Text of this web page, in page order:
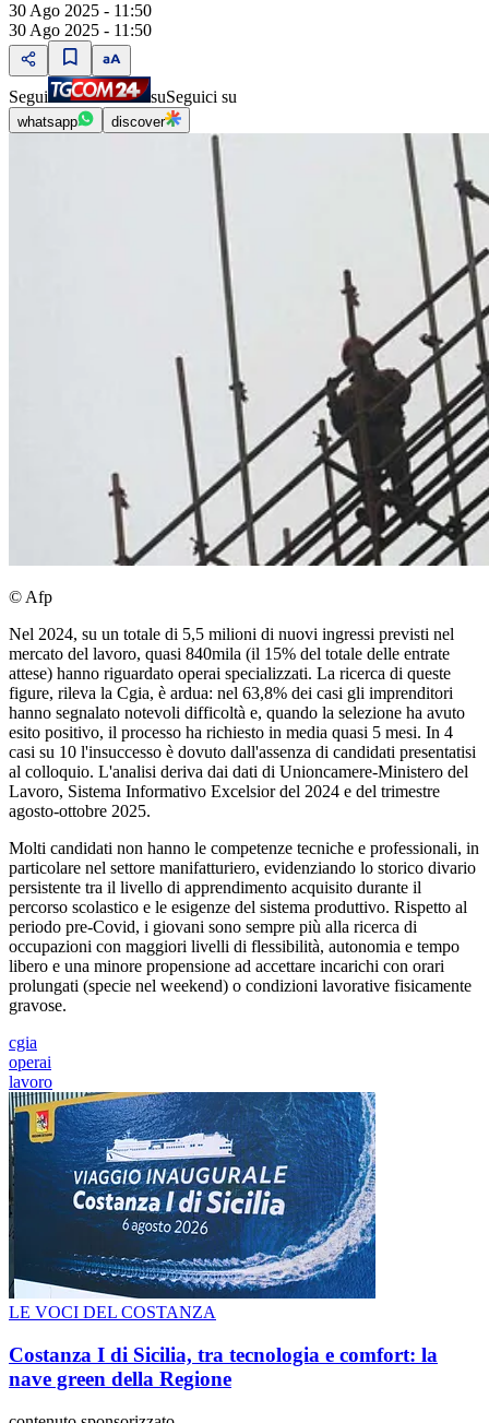
30 Ago 2025 - 11:50
30 Ago 2025 - 11:50
Segui suSeguici su
whatsapp discover
© Afp
Nel 2024, su un totale di 5,5 milioni di nuovi ingressi previsti nel
mercato del lavoro, quasi 840mila (il 15% del totale delle entrate
attese) hanno riguardato operai specializzati. La ricerca di queste
figure, rileva la Cgia, è ardua: nel 63,8% dei casi gli imprenditori
hanno segnalato notevoli difficoltà e, quando la selezione ha avuto
esito positivo, il processo ha richiesto in media quasi 5 mesi. In 4
casi su 10 l'insuccesso è dovuto dall'assenza di candidati presentatisi
al colloquio. L'analisi deriva dai dati di Unioncamere-Ministero del
Lavoro, Sistema Informativo Excelsior del 2024 e del trimestre
agosto-ottobre 2025.
Molti candidati non hanno le competenze tecniche e professionali, in
particolare nel settore manifatturiero, evidenziando lo storico divario
persistente tra il livello di apprendimento acquisito durante il
percorso scolastico e le esigenze del sistema produttivo. Rispetto al
periodo pre-Covid, i giovani sono sempre più alla ricerca di
occupazioni con maggiori livelli di flessibilità, autonomia e tempo
libero e una minore propensione ad accettare incarichi con orari
prolungati (specie nel weekend) o condizioni lavorative fisicamente
gravose.
cgia
operai
lavoro
LE VOCI DEL COSTANZA
Costanza I di Sicilia, tra tecnologia e comfort: la
nave green della Regione